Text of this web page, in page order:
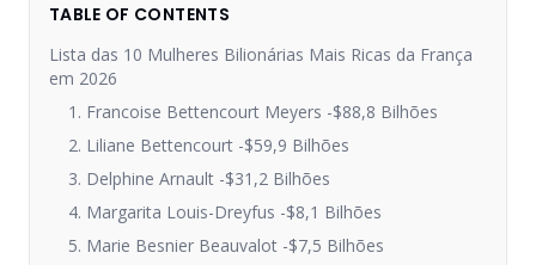
TABLE OF CONTENTS
Lista das 10 Mulheres Bilionárias Mais Ricas da França
em 2026
1. Francoise Bettencourt Meyers -$88,8 Bilhões
2. Liliane Bettencourt -$59,9 Bilhões
3. Delphine Arnault -$31,2 Bilhões
4. Margarita Louis-Dreyfus -$8,1 Bilhões
5. Marie Besnier Beauvalot -$7,5 Bilhões